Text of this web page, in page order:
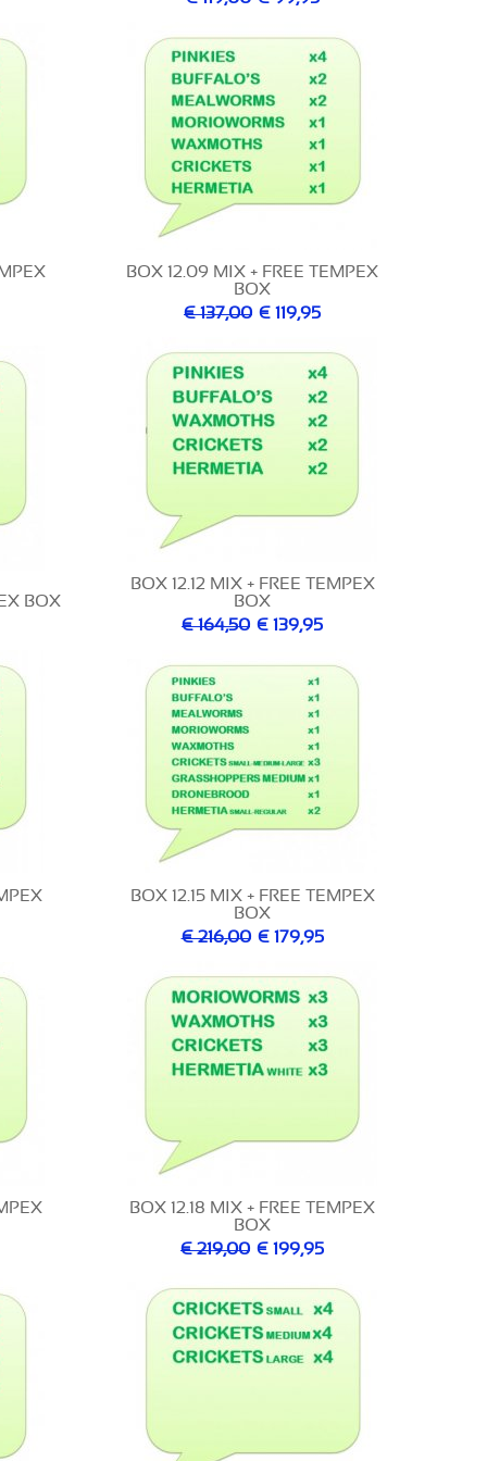
BOX 12.09 MIX + FREE TEMPEX
BOX
€ 137,00 € 119,95
BOX
BOX 12.12 MIX + FREE TEMPEX
BOX
€ 164,50 € 139,95
BOX 12.15 MIX + FREE TEMPEX
BOX
€ 216,00 € 179,95
BOX 12.18 MIX + FREE TEMPEX
BOX
€ 219,00 € 199,95